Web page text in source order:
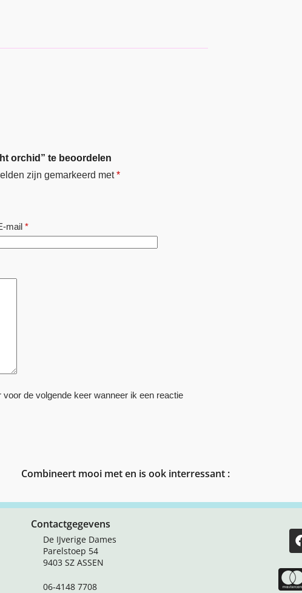
orchid” te beoordelen
zijn gemarkeerd met*
mail*
de volgende keer wanneer ik een reactie
Combineert mooi met en is ook interressant :
Contactgegevens
De IJverige Dames
Parelstoep 54
9403 SZ ASSEN
06-4148 7708